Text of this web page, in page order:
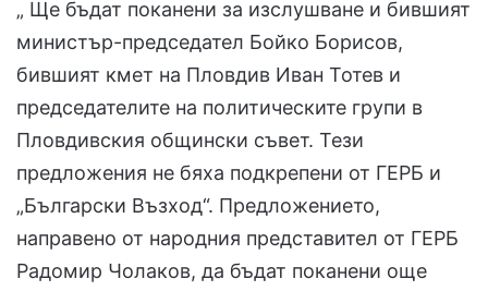
„ Ще бъдат поканени за изслушване и бившият
министър-председател Бойко Борисов,
бившият кмет на Пловдив Иван Тотев и
председателите на политическите групи в
Пловдивския общински съвет. Тези
предложения не бяха подкрепени от ГЕРБ и
„Български Възход“. Предложението,
направено от народния представител от ГЕРБ
Радомир Чолаков, да бъдат поканени още